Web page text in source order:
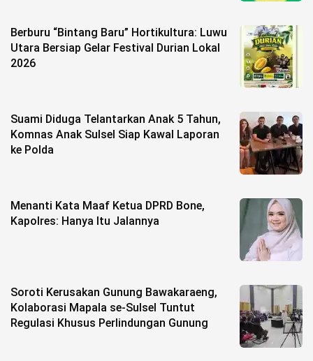
Berburu “Bintang Baru” Hortikultura: Luwu
Utara Bersiap Gelar Festival Durian Lokal
2026
Suami Diduga Telantarkan Anak 5 Tahun,
Komnas Anak Sulsel Siap Kawal Laporan
ke Polda
Menanti Kata Maaf Ketua DPRD Bone,
Kapolres: Hanya Itu Jalannya
Soroti Kerusakan Gunung Bawakaraeng,
Kolaborasi Mapala se-Sulsel Tuntut
Regulasi Khusus Perlindungan Gunung